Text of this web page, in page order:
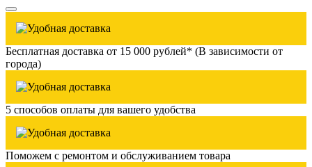
Бесплатная доставка от 15 000 рублей* (В зависимости от
города)
5 способов оплаты для вашего удобства
Поможем с ремонтом и обслуживанием товара